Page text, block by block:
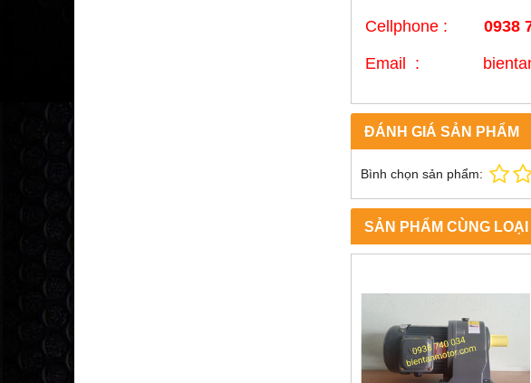
Cellphone : 0938
Email :
ĐÁNH GIÁ SẢN PHẨM
Bình chọn sản phẩm:
SẢN PHẨM CÙNG LOẠI